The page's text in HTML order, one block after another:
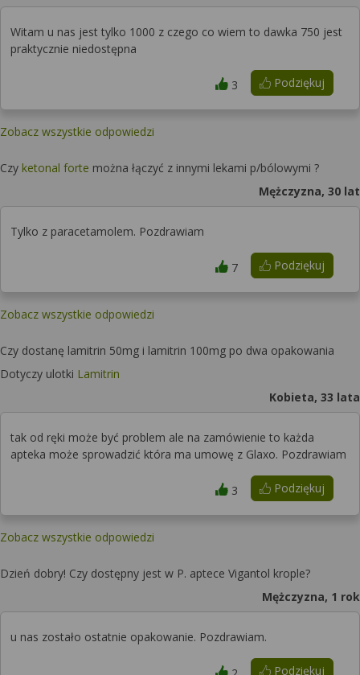
Witam u nas jest tylko 1000 z czego co wiem to dawka 750 jest
praktycznie niedostępna
Podziękuj
3
Zobacz wszystkie odpowiedzi
Czy ketonal forte można łączyć z innymi lekami p/bólowymi ?
Mężczyzna, 30 lat
Tylko z paracetamolem. Pozdrawiam
Podziękuj
7
Zobacz wszystkie odpowiedzi
Czy dostanę lamitrin 50mg i lamitrin 100mg po dwa opakowania
Dotyczy ulotki Lamitrin
Kobieta, 33 lata
tak od ręki może być problem ale na zamówienie to każda
apteka może sprowadzić która ma umowę z Glaxo. Pozdrawiam
Podziękuj
3
Zobacz wszystkie odpowiedzi
Dzień dobry! Czy dostępny jest w P. aptece Vigantol krople?
Mężczyzna, 1 rok
u nas zostało ostatnie opakowanie. Pozdrawiam.
Podziękuj